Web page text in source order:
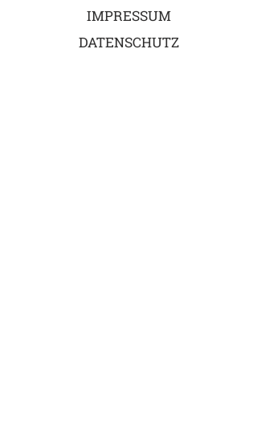
IMPRESSUM
DATENSCHUTZ